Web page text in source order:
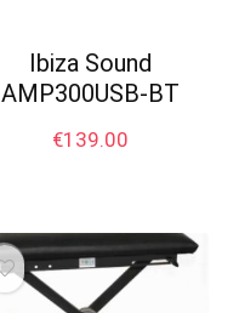
Ibiza Sound
AMP300USB-BT
€139.00